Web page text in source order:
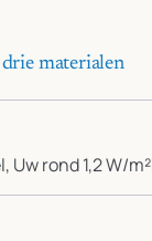
materialen
rond 1,2 W/